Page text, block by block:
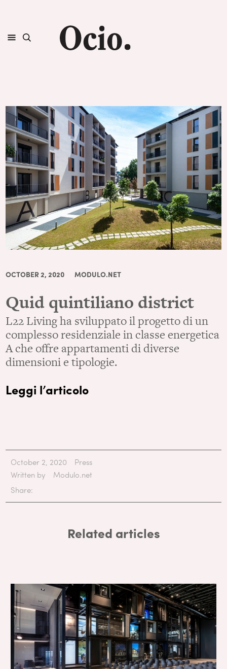
OCTOBER 2, 2020 MODULO.NET
Quid quintiliano district
L22 Living ha sviluppato il progetto di un
complesso residenziale in classe energetica
A che offre appartamenti di diverse
dimensioni e tipologie.
Leggi l’articolo
October 2, 2020
Press
Written by
Modulo.net
Share:
Related articles